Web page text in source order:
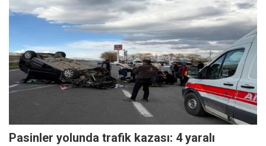
Pasinler yolunda trafik kazası: 4 yaralı